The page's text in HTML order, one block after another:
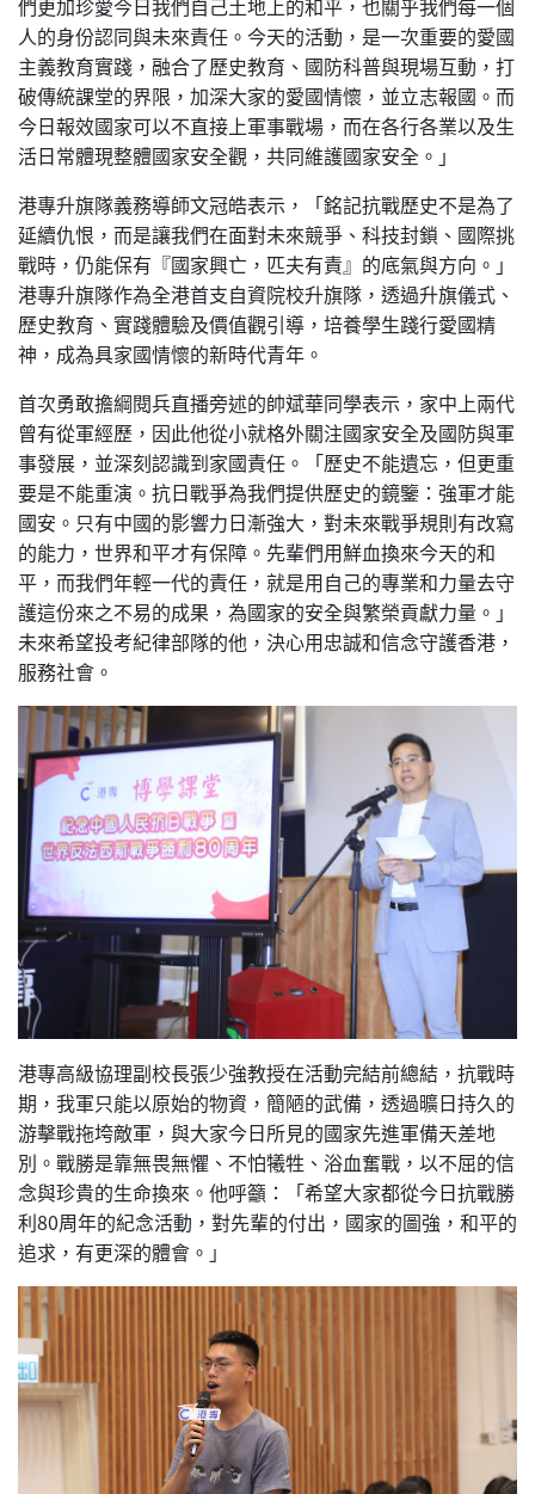
們更加珍愛今日我們自己土地上的和平，也關乎我們每一個
人的身份認同與未來責任。今天的活動，是一次重要的愛國
主義教育實踐，融合了歷史教育、國防科普與現場互動，打
破傳統課堂的界限，加深大家的愛國情懷，並立志報國。而
今日報效國家可以不直接上軍事戰場，而在各行各業以及生
活日常體現整體國家安全觀，共同維護國家安全。」
港專升旗隊義務導師文冠皓表示，「銘記抗戰歷史不是為了
延續仇恨，而是讓我們在面對未來競爭、科技封鎖、國際挑
戰時，仍能保有『國家興亡，匹夫有責』的底氣與方向。」
港專升旗隊作為全港首支自資院校升旗隊，透過升旗儀式、
歷史教育、實踐體驗及價值觀引導，培養學生踐行愛國精
神，成為具家國情懷的新時代青年。
首次勇敢擔綱閱兵直播旁述的帥斌華同學表示，家中上兩代
曾有從軍經歷，因此他從小就格外關注國家安全及國防與軍
事發展，並深刻認識到家國責任。「歷史不能遺忘，但更重
要是不能重演。抗日戰爭為我們提供歷史的鏡鑒：強軍才能
國安。只有中國的影響力日漸強大，對未來戰爭規則有改寫
的能力，世界和平才有保障。先輩們用鮮血換來今天的和
平，而我們年輕一代的責任，就是用自己的專業和力量去守
護這份來之不易的成果，為國家的安全與繁榮貢獻力量。」
未來希望投考紀律部隊的他，決心用忠誠和信念守護香港，
服務社會。
港專高級協理副校長張少強教授在活動完結前總結，抗戰時
期，我軍只能以原始的物資，簡陋的武備，透過曠日持久的
游擊戰拖垮敵軍，與大家今日所見的國家先進軍備天差地
別。戰勝是靠無畏無懼、不怕犧牲、浴血奮戰，以不屈的信
念與珍貴的生命換來。他呼籲：「希望大家都從今日抗戰勝
利80周年的紀念活動，對先輩的付出，國家的圖強，和平的
追求，有更深的體會。」